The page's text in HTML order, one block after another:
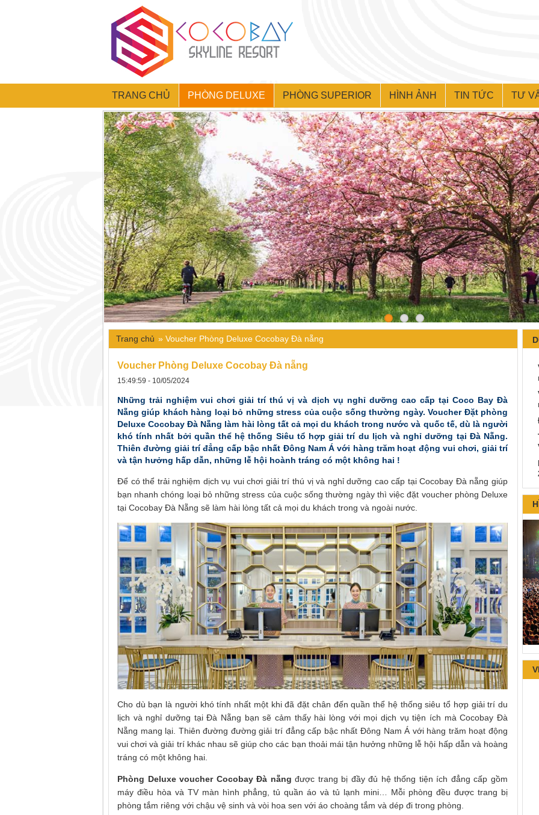
TRANG CHỦ PHÒNG DELUXE PHÒNG SUPERIOR HÌNH ẢNH TIN TỨC TƯ
Trang chủ » Voucher Phòng Deluxe Cocobay Đà nẵng
Voucher Phòng Deluxe Cocobay Đà nẵng
15:49:59 - 10/05/2024
Những trải nghiệm vui chơi giải trí thú vị và dịch vụ nghỉ dưỡng cao cấp tại Coco Bay Đà
Nẵng giúp khách hàng loại bỏ những stress của cuộc sống thường ngày. Voucher Đặt phòng
Deluxe Cocobay Đà Nẵng làm hài lòng tất cả mọi du khách trong nước và quốc tế, dù là người
khó tính nhất bởi quần thể hệ thống Siêu tổ hợp giải trí du lịch và nghỉ dưỡng tại Đà Nẵng.
Thiên đường giải trí đẳng cấp bậc nhất Đông Nam Á với hàng trăm hoạt động vui chơi, giải trí
và tận hưởng hấp dẫn, những lễ hội hoành tráng có một không hai !
Để có thể trải nghiệm dịch vụ vui chơi giải trí thú vị và nghỉ dưỡng cao cấp tại Cocobay Đà nẵng giúp
bạn nhanh chóng loại bỏ những stress của cuộc sống thường ngày thì việc đặt voucher phòng Deluxe
tại Cocobay Đà Nẵng sẽ làm hài lòng tất cả mọi du khách trong và ngoài nước.
Cho dù bạn là người khó tính nhất một khi đã đặt chân đến quần thể hệ thống siêu tổ hợp giải trí du
lịch và nghỉ dưỡng tại Đà Nẵng bạn sẽ cảm thấy hài lòng với mọi dịch vụ tiện ích mà Cocobay Đà
Nẵng mang lại. Thiên đường đường giải trí đẳng cấp bậc nhất Đông Nam Á với hàng trăm hoạt động
vui chơi và giải trí khác nhau sẽ giúp cho các bạn thoải mái tận hưởng những lễ hội hấp dẫn và hoàng
tráng có một không hai.
Phòng Deluxevoucher CocobayĐà nẵng được trang bị đầy đủ hệ thống tiện ích đẳng cấp gồm
máy điều hòa và TV màn hình phẳng, tủ quần áo và tủ lạnh mini… Mỗi phòng đều được trang bị
phòng tắm riêng với chậu vệ sinh và vòi hoa sen với áo choàng tắm và dép đi trong phòng.